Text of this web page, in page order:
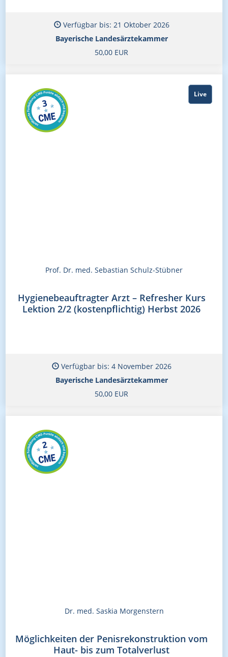
Verfügbar bis: 21 Oktober 2026
Bayerische Landesärztekammer
50,00 EUR
Live
Prof. Dr. med. Sebastian Schulz-Stübner
Hygienebeauftragter Arzt – Refresher Kurs
Lektion 2/2 (kostenpflichtig) Herbst 2026
Verfügbar bis: 4 November 2026
Bayerische Landesärztekammer
50,00 EUR
Dr. med. Saskia Morgenstern
Möglichkeiten der Penisrekonstruktion vom
Haut- bis zum Totalverlust